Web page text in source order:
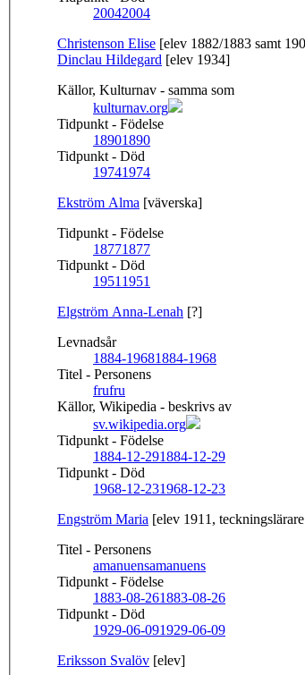
20042004
Christenson Elise [elev 1882/1883 samt
Dinclau Hildegard [elev 1934]
Källor, Kulturnav - samma som
kulturnav.org
Tidpunkt - Födelse
18901890
Tidpunkt - Död
19741974
Ekström Alma [väverska]
Tidpunkt - Födelse
18771877
Tidpunkt - Död
1951 1951
Elgström Anna-Lenah [?]
Levnadsår
1884-19681884-1968
Titel - Personens
frufru
Källor, Wikipedia - beskrivs av
sv.wikipedia.org
Tidpunkt - Födelse
1884-12-291884-12-29
Tidpunkt - Död
1968-12-231968-12-23
Engström Maria [elev 1911,
Titel - Personens
amanuensamanuens
Tidpunkt - Födelse
1883-08-261883-08-26
Tidpunkt - Död
1929-06-091929-06-09
Eriksson Svalöv [elev]